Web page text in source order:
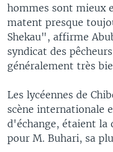
hommes sont mieux
matent presque
Shekau", affirme
syndicat des
généralement très
Les lycéennes de
scène internationale
d'échange, étaient la
pour M. Buhari, sa